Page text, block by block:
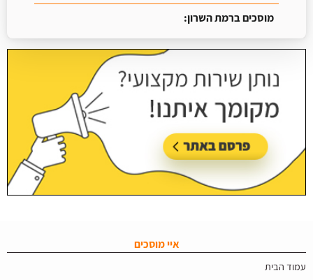
מוסכים ברמת השרון:
עודכן בתאריך:16/07/2026, בשעה 09:07
איי מוסכים
עמוד הבית